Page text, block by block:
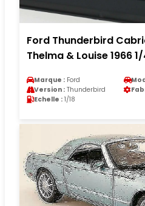
Ford Thunderbird
Thelma & Louise 1966
Marque : Ford
Version : Thunderbird
Echelle : 1/18